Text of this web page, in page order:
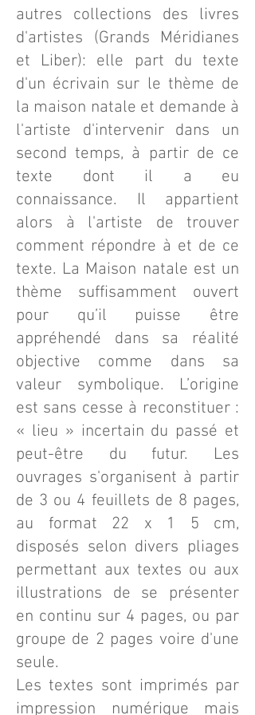
autres collections des livres
d'artistes (Grands Méridianes
et Liber): elle part du texte
d'un écrivain sur le thème de
la maison natale et demande à
l'artiste d'intervenir dans un
second temps, à partir de ce
texte dont il a eu
connaissance. Il appartient
alors à l'artiste de trouver
comment répondre à et de ce
texte. La Maison natale est un
thème suffisamment ouvert
pour qu’il puisse être
appréhendé dans sa réalité
objective comme dans sa
valeur symbolique. L’origine
est sans cesse à reconstituer :
« lieu » incertain du passé et
peut-être du futur. Les
ouvrages s'organisent à partir
de 3 ou 4 feuillets de 8 pages,
au format 22 x 1 5 cm,
disposés selon divers pliages
permettant aux textes ou aux
illustrations de se présenter
en continu sur 4 pages, ou par
groupe de 2 pages voire d'une
seule.
Les textes sont imprimés par
impression numérique mais